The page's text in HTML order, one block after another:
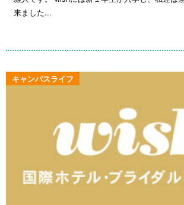
来ました...
キャンパスライフ